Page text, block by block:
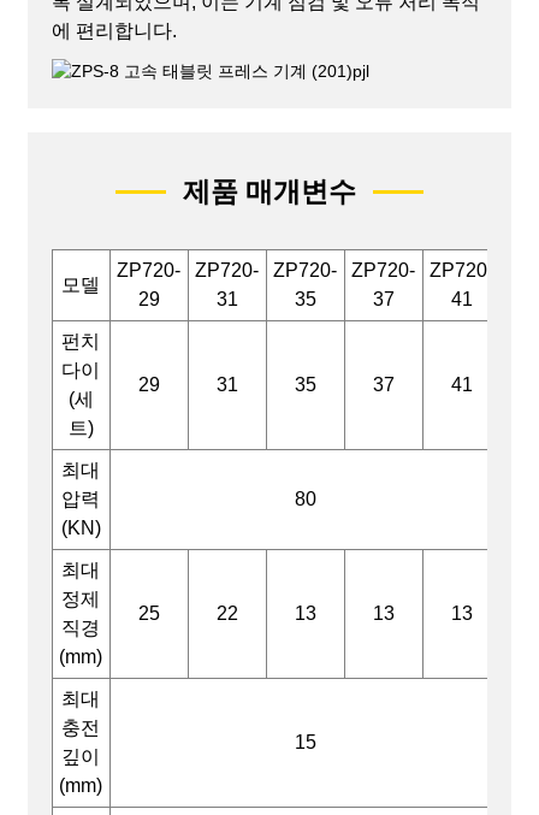
에 편리합니다.
제품 매개변수
모델
ZP720-
29
ZP720-
31
ZP720-
35
ZP720-
37
ZP720-
41
펀치
다이
(세
트)
29 31 35 37 41
최대
압력
(KN)
80
최대
정제
직경
(mm)
25 22 13 13 13
최대
충전
깊이
(mm)
15